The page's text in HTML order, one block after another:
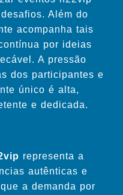
Além do
acompanha tais
por ideias
A pressão
dos participantes e
único é alta,
e dedicada.
representa a
autênticas e
a demanda por